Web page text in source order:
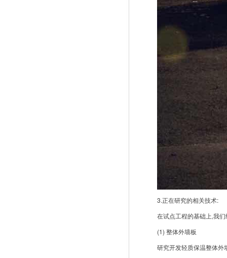
3.正在研究的相关技术:
在试点工程的基础上,我
(1) 整体外墙板
研究开发轻质保温整体外